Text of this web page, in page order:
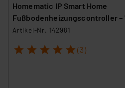
Homematic IP Smart Home
Fußbodenheizungscontroller –
FAL230-C10
Artikel-Nr. 142981
1 2 3 4 5 (3)